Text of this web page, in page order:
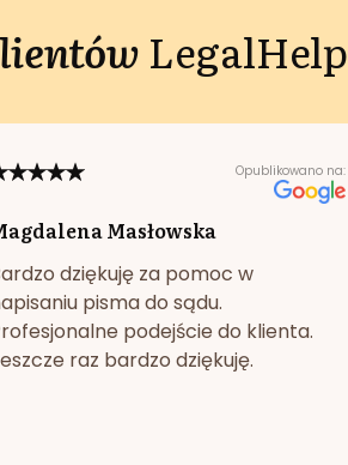
LegalHelp
Opublikowano na:
Masłowska
dziękuję za pomoc w
pisma do sądu.
podejście do klienta.
raz bardzo dziękuję.